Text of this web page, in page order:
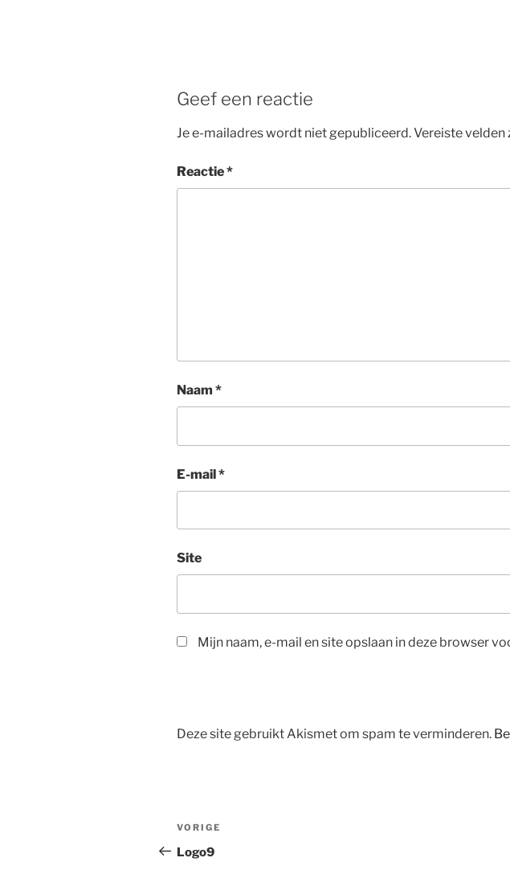
Geef een reactie
Je e-mailadres wordt niet gepubliceerd.Vereiste
Reactie*
Naam *
E-mail*
Site
Mijn naam, e-mail en site opslaan in deze browser
Deze site gebruikt Akismet om spam te verminderen.
Bericht
navigatie
Vorig
bericht
VORIGE
Logo9